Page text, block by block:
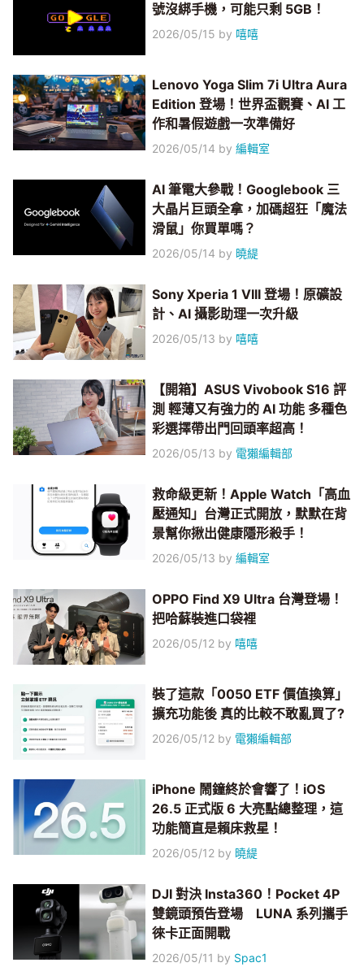
號沒綁手機，可能只剩 5GB！
2026/05/15 by 嘻嘻
Lenovo Yoga Slim 7i Ultra Aura
Edition 登場！世界盃觀賽、AI 工
作和暑假遊戲一次準備好
2026/05/14 by編輯室
AI 筆電大參戰！Googlebook 三
大晶片巨頭全拿，加碼超狂「魔法
滑鼠」你買單嗎？
2026/05/14 by 曉緹
Sony Xperia 1 VIII 登場！原礦設
計、AI 攝影助理一次升級
2026/05/13 by 嘻嘻
【開箱】ASUS Vivobook S16 評
測 輕薄又有強力的 AI 功能 多種色
彩選擇帶出門回頭率超高！
2026/05/13 by 電獺編輯部
救命級更新！Apple Watch「高血
壓通知」台灣正式開放，默默在背
景幫你揪出健康隱形殺手！
2026/05/13 by編輯室
OPPO Find X9 Ultra 台灣登場！
把哈蘇裝進口袋裡
2026/05/12 by 嘻嘻
裝了這款「0050 ETF 價值換算」
擴充功能後 真的比較不敢亂買了?
2026/05/12 by 電獺編輯部
iPhone 鬧鐘終於會響了！iOS
26.5 正式版 6 大亮點總整理，這
功能簡直是賴床救星！
2026/05/12 by 曉緹
DJI 對決 Insta360！Pocket 4P
雙鏡頭預告登場 LUNA 系列攜手
徠卡正面開戰
2026/05/11 by Spac1